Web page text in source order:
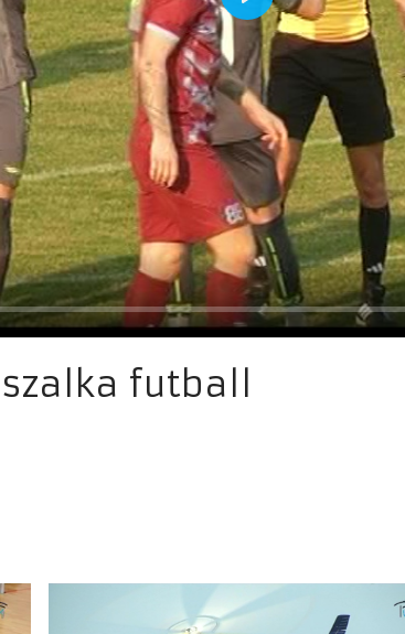
futball